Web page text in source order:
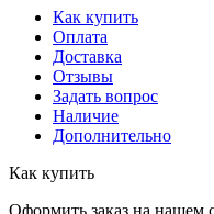
Как купить
Оплата
Доставка
Отзывы
Задать вопрос
Наличие
Дополнительно
Как купить
Оформить заказ на нашем